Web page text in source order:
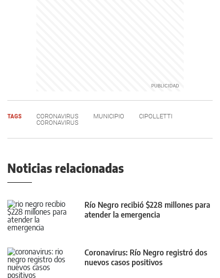
TAGS CORONAVIRUS MUNICIPIO
CIPOLLETTI
CORONAVIRUS
Noticias relacionadas
Río Negro recibió $228 millones para
atender la emergencia
Coronavirus: Río Negro registró dos
nuevos casos positivos